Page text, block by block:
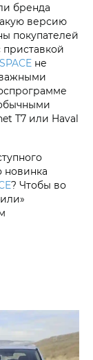
бренда
версию
покупателей
не
T7 или Haval
новинка
? Чтобы во